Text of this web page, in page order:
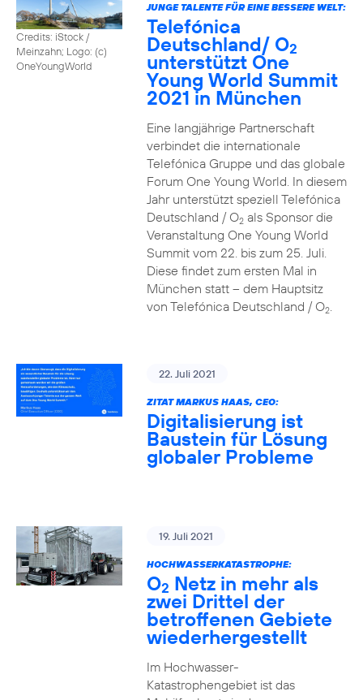
Credits: iStock /
Meinzahn; Logo: (c)
OneYoungWorld
JUNGE TALENTE FÜR EINE BESSERE WELT:
Telefónica
Deutschland/ O2
unterstützt One
Young World Summit
2021 in München
Eine langjährige Partnerschaft
verbindet die internationale
Telefónica Gruppe und das globale
Forum One Young World. In diesem
Jahr unterstützt speziell Telefónica
Deutschland / O2als Sponsor die
Veranstaltung One Young World
Summit vom 22. bis zum 25. Juli.
Diese findet zum ersten Mal in
München statt – dem Hauptsitz
von Telefónica Deutschland / O2.
22. Juli 2021
ZITAT MARKUS HAAS, CEO:
Digitalisierung ist
Baustein für Lösung
globaler Probleme
19. Juli 2021
HOCHWASSERKATASTROPHE:
O2 Netz in mehr als
zwei Drittel der
betroffenen Gebiete
wiederhergestellt
Im Hochwasser-
Katastrophengebiet ist das